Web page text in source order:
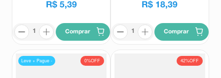
R$ 5,39
Comprar
R$ 18,39
Comprar
0%OFF
Leve + Pague - 42%OFF